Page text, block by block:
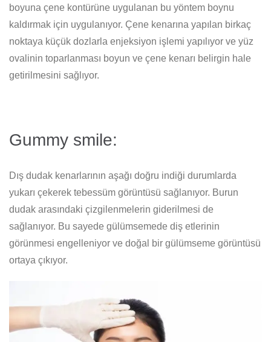
boyuna çene kontürüne uygulanan bu yöntem boynu
kaldırmak için uygulanıyor. Çene kenarına yapılan birkaç
noktaya küçük dozlarla enjeksiyon işlemi yapılıyor ve yüz
ovalinin toparlanması boyun ve çene kenarı belirgin hale
getirilmesini sağlıyor.
Gummy smile:
Dış dudak kenarlarının aşağı doğru indiği durumlarda
yukarı çekerek tebessüm görüntüsü sağlanıyor. Burun
dudak arasındaki çizgilenmelerin giderilmesi de
sağlanıyor. Bu sayede gülümsemede diş etlerinin
görünmesi engelleniyor ve doğal bir gülümseme görüntüsü
ortaya çıkıyor.